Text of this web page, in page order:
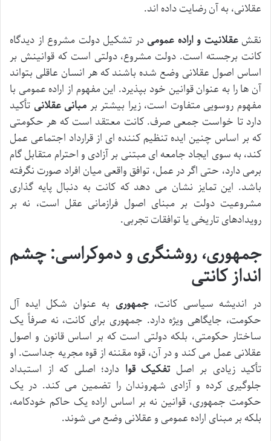
عقلانی، به آن رضایت داده اند.
نقشعقلانیت و اراده عمومی در تشکیل دولت مشروع از دیدگاه
کانت برجسته است. دولت مشروع، دولتی است که قوانینش بر
اساس اصول عقلانی وضع شده باشند که هر انسان عاقلی بتواند
آن ها را به عنوان قوانین خود بپذیرد. این مفهوم از اراده عمومی با
مفهوم روسویی متفاوت است، زیرا بیشتر بر مبانی عقلانی تأکید
دارد تا خواست جمعی صرف. کانت معتقد است که هر حکومتی
که بر اساس چنین ایده تنظیم کننده ای از قرارداد اجتماعی عمل
کند، به سوی ایجاد جامعه ای مبتنی بر آزادی و احترام متقابل گام
برمی دارد، حتی اگر در عمل، توافق واقعی میان افراد صورت نگرفته
باشد. این تمایز نشان می دهد که کانت به دنبال پایه گذاری
مشروعیت دولت بر مبنای اصول فرازمانی عقل است، نه بر
رویدادهای تاریخی یا توافقات تجربی.
جمهوری، روشنگری و دموکراسی: چشم
انداز کانتی
در اندیشه سیاسی کانت،جمهوری به عنوان شکل ایده آل
حکومت، جایگاهی ویژه دارد. جمهوری برای کانت، نه صرفاً یک
ساختار حکومتی، بلکه دولتی است که بر اساس قانون و اصول
عقلانی عمل می کند و در آن، قوه مقننه از قوه مجریه جداست. او
تأکید زیادی بر اصلتفکیک قوا دارد؛ اصلی که از استبداد
جلوگیری کرده و آزادی شهروندان را تضمین می کند. در یک
حکومت جمهوری، قوانین نه بر اساس اراده یک حاکم خودکامه،
بلکه بر مبنای اراده عمومی و عقلانی وضع می شوند.